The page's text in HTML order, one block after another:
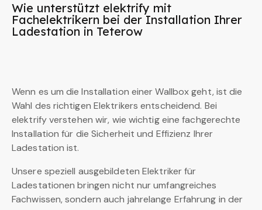
Wie unterstützt elektrify mit
Fachelektrikern bei der Installation Ihrer
Ladestation in Teterow
Wenn es um die Installation einer Wallbox geht, ist die
Wahl des richtigen Elektrikers entscheidend. Bei
elektrify verstehen wir, wie wichtig eine fachgerechte
Installation für die Sicherheit und Effizienz Ihrer
Ladestation ist.
Unsere speziell ausgebildeten Elektriker für
Ladestationen bringen nicht nur umfangreiches
Fachwissen, sondern auch jahrelange Erfahrung in der